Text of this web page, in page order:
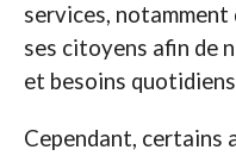
services, notamment
ses citoyens afin de
et besoins
Cependant, certains